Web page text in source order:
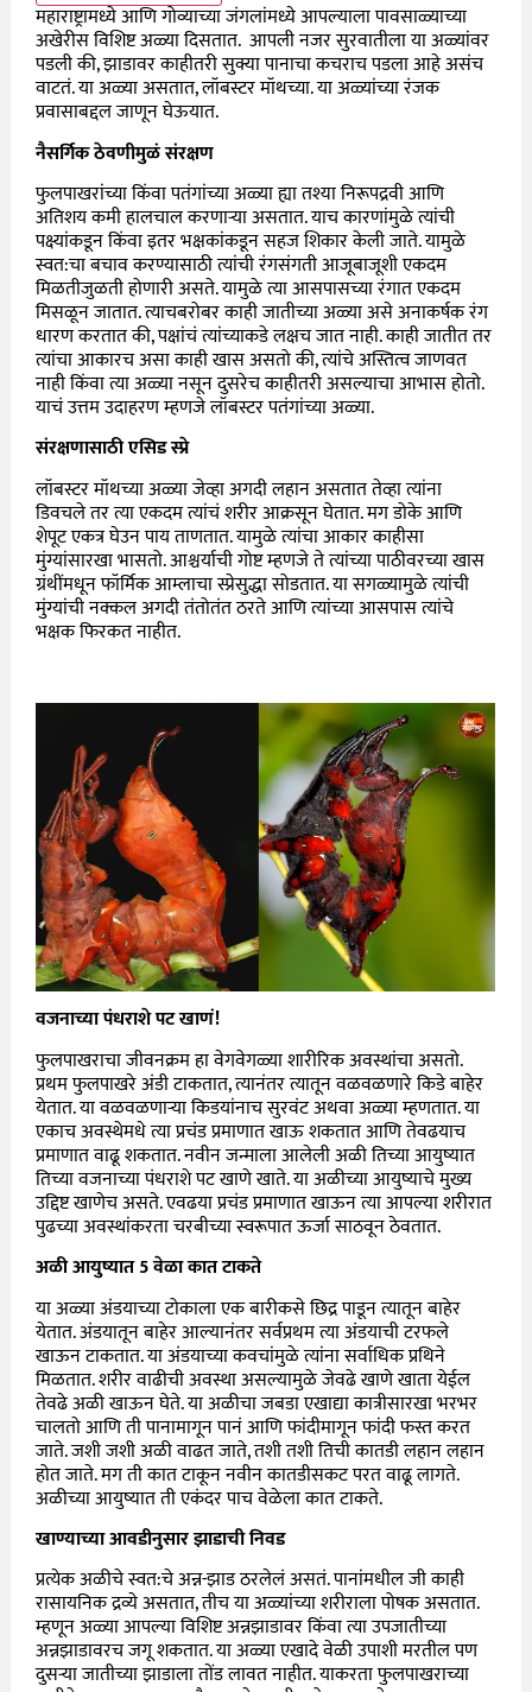
महाराष्ट्रामध्ये आणि गोव्याच्या जंगलांमध्ये आपल्याला पावसाळ्याच्या
अखेरीस विशिष्ट अळ्या दिसतात. आपली नजर सुरवातीला या अळ्यांवर
पडली की, झाडावर काहीतरी सुक्या पानाचा कचराच पडला आहे असंच
वाटतं. या अळ्या असतात, लॉबस्टर मॉथच्या. या अळ्यांच्या रंजक
प्रवासाबद्दल जाणून घेऊयात.
नैसर्गिक ठेवणीमुळं संरक्षण
फुलपाखरांच्या किंवा पतंगांच्या अळ्या ह्या तश्या निरूपद्रवी आणि
अतिशय कमी हालचाल करणाऱ्या असतात. याच कारणांमुळे त्यांची
पक्ष्यांकडून किंवा इतर भक्षकांकडून सहज शिकार केली जाते. यामुळे
स्वत:चा बचाव करण्यासाठी त्यांची रंगसंगती आजूबाजूशी एकदम
मिळतीजुळती होणारी असते. यामुळे त्या आसपासच्या रंगात एकदम
मिसळून जातात. त्याचबरोबर काही जातीच्या अळ्या असे अनाकर्षक रंग
धारण करतात की, पक्षांचं त्यांच्याकडे लक्षच जात नाही. काही जातीत तर
त्यांचा आकारच असा काही खास असतो की, त्यांचे अस्तित्व जाणवत
नाही किंवा त्या अळ्या नसून दुसरेच काहीतरी असल्याचा आभास होतो.
याचं उत्तम उदाहरण म्हणजे लॉबस्टर पतंगांच्या अळ्या.
संरक्षणासाठी एसिड स्प्रे
लॉबस्टर मॉथच्या अळ्या जेव्हा अगदी लहान असतात तेव्हा त्यांना
डिवचले तर त्या एकदम त्यांचं शरीर आक्रसून घेतात. मग डोके आणि
शेपूट एकत्र घेउन पाय ताणतात. यामुळे त्यांचा आकार काहीसा
मुंग्यांसारखा भासतो. आश्चर्याची गोष्ट म्हणजे ते त्यांच्या पाठीवरच्या खास
ग्रंथींमधून फॉर्मिक आम्लाचा स्प्रेसुद्धा सोडतात. या सगळ्यामुळे त्यांची
मुंग्यांची नक्कल अगदी तंतोतंत ठरते आणि त्यांच्या आसपास त्यांचे
भक्षक फिरकत नाहीत.
वजनाच्या पंधराशे पट खाणं!
फुलपाखराचा जीवनक्रम हा वेगवेगळ्या शारीरिक अवस्थांचा असतो.
प्रथम फुलपाखरे अंडी टाकतात, त्यानंतर त्यातून वळवळणारे किडे बाहेर
येतात. या वळवळणाऱ्या किडयांनाच सुरवंट अथवा अळ्या म्हणतात. या
एकाच अवस्थेमधे त्या प्रचंड प्रमाणात खाऊ शकतात आणि तेवढयाच
प्रमाणात वाढू शकतात. नवीन जन्माला आलेली अळी तिच्या आयुष्यात
तिच्या वजनाच्या पंधराशे पट खाणे खाते. या अळीच्या आयुष्याचे मुख्य
उद्दिष्ट खाणेच असते. एवढया प्रचंड प्रमाणात खाऊन त्या आपल्या शरीरात
पुढच्या अवस्थांकरता चरबीच्या स्वरूपात ऊर्जा साठवून ठेवतात.
अळी आयुष्यात5वेळा कात टाकते
या अळ्या अंडयाच्या टोकाला एक बारीकसे छिद्र पाडून त्यातून बाहेर
येतात. अंडयातून बाहेर आल्यानंतर सर्वप्रथम त्या अंडयाची टरफले
खाऊन टाकतात. या अंडयाच्या कवचांमुळे त्यांना सर्वाधिक प्रथिने
मिळतात. शरीर वाढीची अवस्था असल्यामुळे जेवढे खाणे खाता येईल
तेवढे अळी खाऊन घेते. या अळीचा जबडा एखाद्या कात्रीसारखा भरभर
चालतो आणि ती पानामागून पानं आणि फांदीमागून फांदी फस्त करत
जाते. जशी जशी अळी वाढत जाते, तशी तशी तिची कातडी लहान लहान
होत जाते. मग ती कात टाकून नवीन कातडीसकट परत वाढू लागते.
अळीच्या आयुष्यात ती एकंदर पाच वेळेला कात टाकते.
खाण्याच्या आवडीनुसार झाडाची निवड
प्रत्येक अळीचे स्वत:चे अन्न-झाड ठरलेलं असतं. पानांमधील जी काही
रासायनिक द्रव्ये असतात, तीच या अळ्यांच्या शरीराला पोषक असतात.
म्हणून अळ्या आपल्या विशिष्ट अन्नझाडावर किंवा त्या उपजातीच्या
अन्नझाडावरच जगू शकतात. या अळ्या एखादे वेळी उपाशी मरतील पण
दुसऱ्या जातीच्या झाडाला तोंड लावत नाहीत. याकरता फुलपाखराच्या